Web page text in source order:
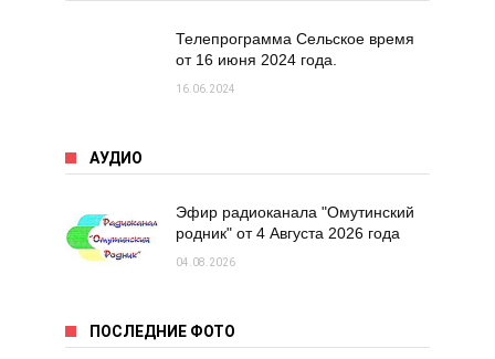
Телепрограмма Сельское время
от 16 июня 2024 года.
16.06.2024
АУДИО
Эфир радиоканала "Омутинский
родник" от 4 Августа 2026 года
04.08.2026
ПОСЛЕДНИЕ ФОТО